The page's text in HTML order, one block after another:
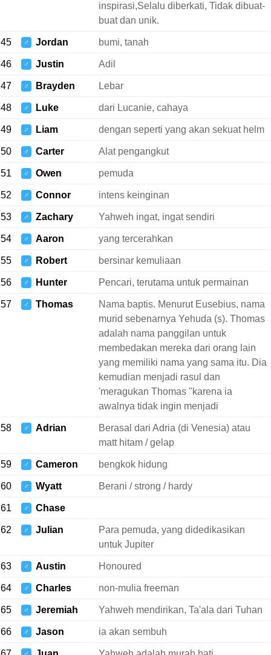
inspirasi,Selalu diberkati, Tidak dibuat-
buat dan unik.
45 ♂ Jordan bumi, tanah
46 ♂ Justin Adil
47 ♂ Brayden Lebar
48 ♂ Luke dari Lucanie, cahaya
49 ♂ Liam dengan seperti yang akan sekuat helm
50 ♂ Carter Alat pengangkut
51 ♂ Owen pemuda
52 ♂ Connor intens keinginan
53 ♂ Zachary Yahweh ingat, ingat sendiri
54 ♂ Aaron yang tercerahkan
55 ♂ Robert bersinar kemuliaan
56 ♂ Hunter Pencari, terutama untuk permainan
57 ♂ Thomas
Nama baptis. Menurut Eusebius, nama
murid sebenarnya Yehuda (s). Thomas
adalah nama panggilan untuk
membedakan mereka dari orang lain
yang memiliki nama yang sama itu. Dia
kemudian menjadi rasul dan
'meragukan Thomas "karena ia
awalnya tidak ingin menjadi
58 ♂ Adrian
Berasal dari Adria (di Venesia) atau
matt hitam / gelap
59 ♂ Cameron bengkok hidung
60 ♂ Wyatt Berani / strong / hardy
61 ♂ Chase
62 ♂ Julian
Para pemuda, yang didedikasikan
untuk Jupiter
63 ♂ Austin Honoured
64 ♂ Charles non-mulia freeman
65 ♂ Jeremiah Yahweh mendirikan, Ta'ala dari Tuhan
66 ♂ Jason ia akan sembuh